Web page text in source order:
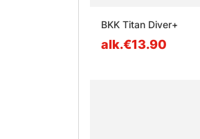
BKK Titan Diver+
alk.€13.90